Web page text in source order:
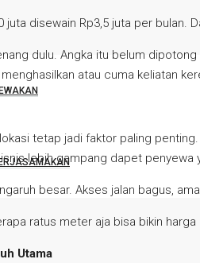
juta disewain Rp3,5 juta per
dulu. Angka itu belum
atau cuma keliatan
tetap jadi faktor paling
lebih gampang dapet penyewa
besar. Akses jalan bagus,
ratus meter aja bisa bikin
Utama